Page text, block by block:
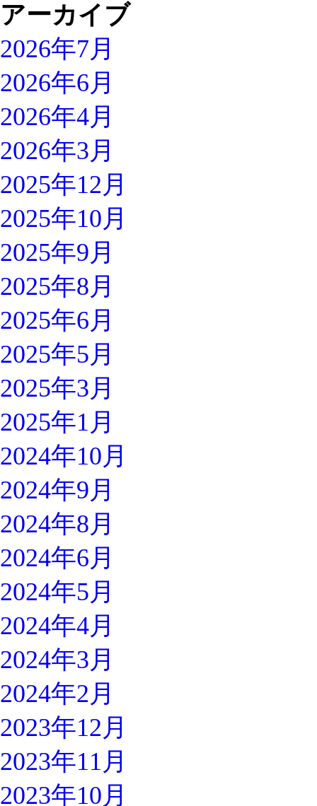
アーカイブ
2026年7月
2026年6月
2026年4月
2026年3月
2025年12月
2025年10月
2025年9月
2025年8月
2025年6月
2025年5月
2025年3月
2025年1月
2024年10月
2024年9月
2024年8月
2024年6月
2024年5月
2024年4月
2024年3月
2024年2月
2023年12月
2023年11月
2023年10月